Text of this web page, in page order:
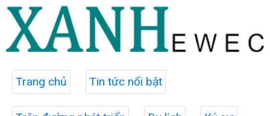
Trang chủ Tin tức nổi bật